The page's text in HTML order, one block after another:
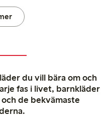
du vill bära om och
fas i livet, barnkläder
de bekvämaste